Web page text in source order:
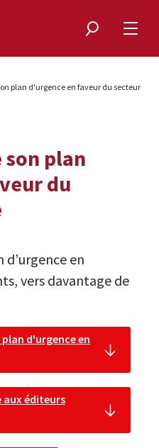
Rechercher
le
plan d'urgence en faveur du secteur
son plan
du
en
vers davantage de
plan d'urgence en
éditeurs